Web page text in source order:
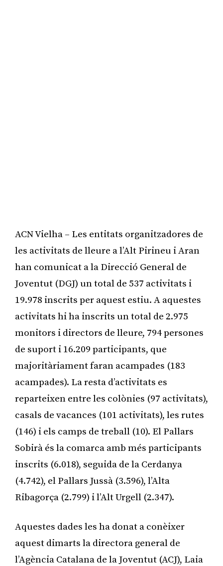
ACN Vielha – Les entitats organitzadores de
les activitats de lleure a l’Alt Pirineu i Aran
han comunicat a la Direcció General de
Joventut (DGJ) un total de 537 activitats i
19.978 inscrits per aquest estiu. A aquestes
activitats hi ha inscrits un total de 2.975
monitors i directors de lleure, 794 persones
de suport i 16.209 participants, que
majoritàriament faran acampades (183
acampades). La resta d’activitats es
reparteixen entre les colònies (97 activitats),
casals de vacances (101 activitats), les rutes
(146) i els camps de treball (10). El Pallars
Sobirà és la comarca amb més participants
inscrits (6.018), seguida de la Cerdanya
(4.742), el Pallars Jussà (3.596), l’Alta
Ribagorça (2.799) i l’Alt Urgell (2.347).
Aquestes dades les ha donat a conèixer
aquest dimarts la directora general de
l’Agència Catalana de la Joventut (ACJ), Laia